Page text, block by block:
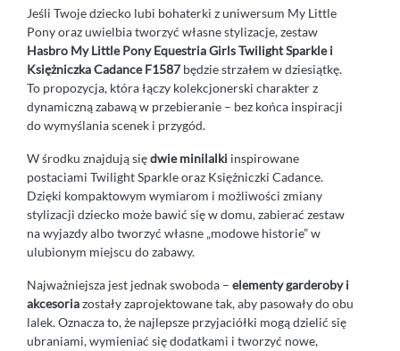
Jeśli Twoje dziecko lubi bohaterki z uniwersum My Little
Pony oraz uwielbia tworzyć własne stylizacje, zestaw
Hasbro My Little Pony Equestria Girls Twilight Sparkle i
Księżniczka Cadance F1587 będzie strzałem w dziesiątkę.
To propozycja, która łączy kolekcjonerski charakter z
dynamiczną zabawą w przebieranie – bez końca inspiracji
do wymyślania scenek i przygód.
W środku znajdują siędwie minilalki inspirowane
postaciami Twilight Sparkle oraz Księżniczki Cadance.
Dzięki kompaktowym wymiarom i możliwości zmiany
stylizacji dziecko może bawić się w domu, zabierać zestaw
na wyjazdy albo tworzyć własne „modowe historie” w
ulubionym miejscu do zabawy.
Najważniejsza jest jednak swoboda – elementy garderoby i
akcesoriazostały zaprojektowane tak, aby pasowały do obu
lalek. Oznacza to, że najlepsze przyjaciółki mogą dzielić się
ubraniami, wymieniać się dodatkami i tworzyć nowe,